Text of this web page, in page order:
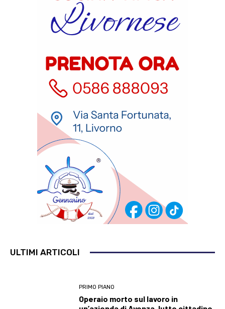
ULTIMI ARTICOLI
PRIMO PIANO
Operaio morto sul lavoro in